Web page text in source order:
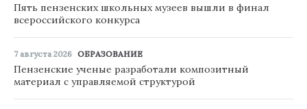
Пять пензенских школьных музеев вышли в финал
всероссийского конкурса
7 августа 2026 ОБРАЗОВАНИЕ
Пензенские ученые разработали композитный
материал с управляемой структурой